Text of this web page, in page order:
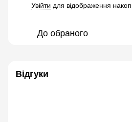
Увійти для відображення
До обраного
Відгуки